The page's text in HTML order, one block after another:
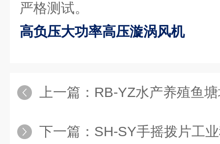
严格测试。
高负压大功率高压漩涡风机
上一篇： RB-YZ水产养殖鱼
下一篇： SH-SY手摇拨片工